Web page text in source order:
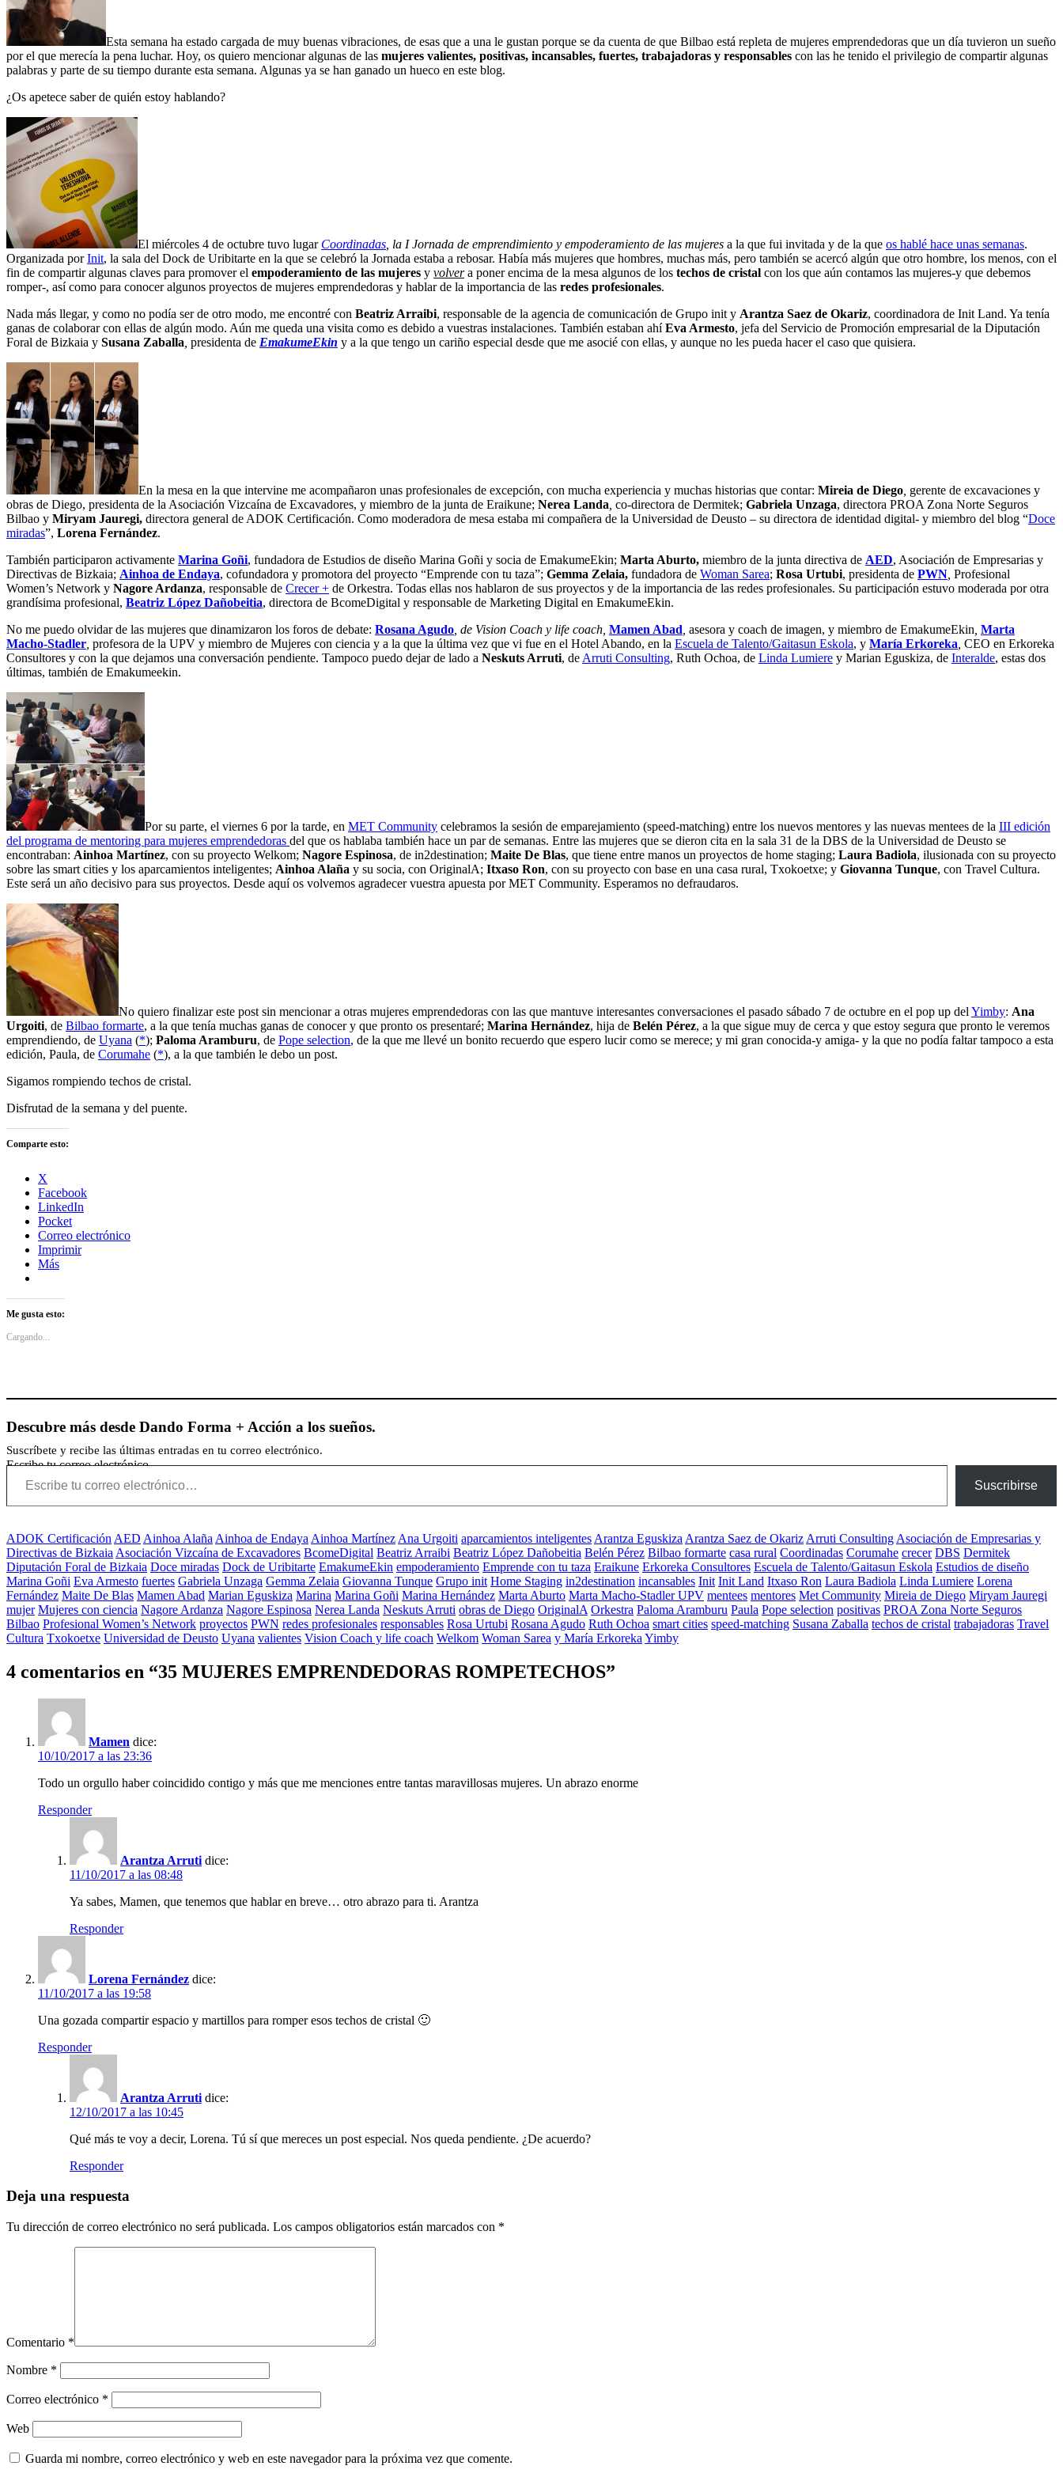
Esta semana ha estado cargada de muy buenas vibraciones, de esas que a una le gustan porque se da cuenta de que Bilbao está repleta de mujeres emprendedoras que un día tuvieron un sueño
por el que merecía la pena luchar. Hoy, os quiero mencionar algunas de las mujeres valientes, positivas, incansables, fuertes, trabajadoras y responsables con las he tenido el privilegio de compartir algunas
palabras y parte de su tiempo durante esta semana. Algunas ya se han ganado un hueco en este blog.
¿Os apetece saber de quién estoy hablando?
El miércoles 4 de octubre tuvo lugar Coordinadas , la I Jornada de emprendimiento y empoderamiento de las mujeres a la que fui invitada y de la que os hablé hace unas semanas.
Organizada porInit, la sala del Dock de Uribitarte en la que se celebró la Jornada estaba a rebosar. Había más mujeres que hombres, muchas más, pero también se acercó algún que otro hombre, los menos, con el
fin de compartir algunas claves para promover el empoderamiento de las mujeres y volvera poner encima de la mesa algunos de los techos de cristal con los que aún contamos las mujeres-y que debemos
romper-, así como para conocer algunos proyectos de mujeres emprendedoras y hablar de la importancia de las redes profesionales.
Nada más llegar, y como no podía ser de otro modo, me encontré con Beatriz Arraibi, responsable de la agencia de comunicación de Grupo init y Arantza Saez de Okariz, coordinadora de Init Land. Ya tenía
ganas de colaborar con ellas de algún modo. Aún me queda una visita como es debido a vuestras instalaciones. También estaban ahíEva Armesto, jefa del Servicio de Promoción empresarial de la Diputación
Foral de Bizkaia y Susana Zaballa presidenta de EmakumeEkin y a la que tengo un cariño especial desde que me asocié con ellas, y aunque no les pueda hacer el caso que quisiera.
En la mesa en la que intervine me acompañaron unas profesionales de excepción, con mucha experiencia y muchas historias que contar: Mireia de Diego gerente de excavaciones y
obras de Diego, presidenta de la Asociación Vizcaína de Excavadores, y miembro de la junta de Eraikune; Nerea Landa co-directora de Dermitek; Gabriela Unzaga, directora PROA Zona Norte Seguros
Bilbao y Miryam Jauregi, directora general de ADOK Certificación. Como moderadora de mesa estaba mi compañera de la Universidad de Deusto – su directora de identidad digital- y miembro del blog “Doce
miradas”, Lorena Fernández.
También participaron activamente Marina Goñi, fundadora de Estudios de diseño Marina Goñi y socia de EmakumeEkin; Marta Aburto, miembro de la junta directiva de AED, Asociación de Empresarias y
Directivas de Bizkaia; Ainhoa de Endaya, cofundadora y promotora del proyecto “Emprende con tu taza”; Gemma Zelaia, fundadora de Woman Sarea; Rosa Urtubi, presidenta de PWN Profesional
Women’s Network y Nagore Ardanza, responsable de Crecer + de Orkestra. Todas ellas nos hablaron de sus proyectos y de la importancia de las redes profesionales. Su participación estuvo moderada por otra
grandísima profesional, Beatriz López Dañobeitia, directora de BcomeDigital y responsable de Marketing Digital en EmakumeEkin.
No me puedo olvidar de las mujeres que dinamizaron los foros de debate: Rosana Agudo , de Vision Coach y life coach, Mamen Abad asesora y coach de imagen, y miembro de EmakumeEkin Marta
Macho-Stadler profesora de la UPV y miembro de Mujeres con ciencia y a la que la última vez que vi fue en el Hotel Abando, en la Escuela de Talento/Gaitasun Eskola, y María Erkoreka CEO en Erkoreka
Consultores y con la que dejamos una conversación pendiente. Tampoco puedo dejar de lado a Neskuts Arruti, de Arruti Consulting, Ruth Ochoa, de Linda Lumiere y Marian Eguskiza, de Interalde, estas dos
últimas, también de Emakumeekin.
Por su parte, el viernes 6 por la tarde, en MET Community celebramos la sesión de emparejamiento (speed-matching) entre los nuevos mentores y las nuevas mentees de la III edición
del programa de mentoring para mujeres emprendedoras del que os hablaba también hace un par de semanas. Entre las mujeres que se dieron cita en la sala 31 de la DBS de la Universidad de Deusto se
encontraban: Ainhoa Martínez, con su proyecto Welkom; Nagore Espinosa, de in2destination; Maite De Blas, que tiene entre manos un proyectos de home staging; Laura Badiola, ilusionada con su proyecto
sobre las smart cities y los aparcamientos inteligentes; Ainhoa Alaña y su socia, con OriginalA; Itxaso Ron, con su proyecto con base en una casa rural, Txokoetxe; y Giovanna Tunque, con Travel Cultura.
Este será un año decisivo para sus proyectos. Desde aquí os volvemos agradecer vuestra apuesta por MET Community. Esperamos no defraudaros.
No quiero finalizar este post sin mencionar a otras mujeres emprendedoras con las que mantuve interesantes conversaciones el pasado sábado 7 de octubre en el pop up del Yimby: Ana
Urgoiti, de Bilbao formarte, a la que tenía muchas ganas de conocer y que pronto os presentaré; Marina Hernández, hija de Belén Pérez, a la que sigue muy de cerca y que estoy segura que pronto le veremos
emprendiendo, de Uyana (*); Paloma Aramburu, de Pope selection, de la que me llevé un bonito recuerdo que espero lucir como se merece; y mi gran conocida-y amiga- y la que no podía faltar tampoco a esta
edición, Paula, de Corumahe (*), a la que también le debo un post.
Sigamos rompiendo techos de cristal.
Disfrutad de la semana y del puente.
Comparte esto:
X
Facebook
LinkedIn
Pocket
Correo electrónico
Imprimir
Más
Me gusta esto:
Cargando...
Descubre más desde Dando Forma + Acción a los sueños.
Suscríbete y recibe las últimas entradas en tu correo electrónico.
Escribe tu correo electrónico…
Suscribirse
ADOK Certificación AED Ainhoa Alaña Ainhoa de Endaya Ainhoa Martínez Ana Urgoiti aparcamientos inteligentes Arantza Eguskiza Arantza Saez de Okariz Arruti Consulting Asociación de Empresarias y
Directivas de Bizkaia Asociación Vizcaína de Excavadores BcomeDigital Beatriz Arraibi Beatriz López Dañobeitia Belén Pérez Bilbao formarte casa rural Coordinadas Corumahe crecer DBS Dermitek
Diputación Foral de Bizkaia Doce miradas Dock de Uribitarte EmakumeEkin empoderamiento Emprende con tu taza Eraikune Erkoreka Consultores Escuela de Talento/Gaitasun Eskola Estudios de diseño
Marina Goñi Eva Armesto fuertes Gabriela Unzaga Gemma Zelaia Giovanna Tunque Grupo init Home Staging in2destination incansables Init Init Land Itxaso Ron Laura Badiola Linda Lumiere Lorena
Fernández Maite De Blas Mamen Abad Marian Eguskiza Marina Marina Goñi Marina Hernández Marta Aburto Marta Macho-Stadler UPV mentees mentores Met Community Mireia de Diego Miryam Jauregi
mujer Mujeres con ciencia Nagore Ardanza Nagore Espinosa Nerea Landa Neskuts Arruti obras de Diego OriginalA Orkestra Paloma Aramburu Paula Pope selection positivas PROA Zona Norte Seguros
Bilbao Profesional Women’s Network proyectos PWN redes profesionales responsables Rosa Urtubi Rosana Agudo Ruth Ochoa smart cities speed-matching Susana Zaballa techos de cristal trabajadoras Travel
Cultura Txokoetxe Universidad de Deusto Uyana valientes Vision Coach y life coach Welkom Woman Sarea y María Erkoreka Yimby
4 comentarios en “35 MUJERES EMPRENDEDORAS ROMPETECHOS”
Mamen dice:
10/10/2017 a las 23:36
Todo un orgullo haber coincidido contigo y más que me menciones entre tantas maravillosas mujeres. Un abrazo enorme
Responder
Arantza Arruti dice:
11/10/2017 a las 08:48
Ya sabes, Mamen, que tenemos que hablar en breve… otro abrazo para ti. Arantza
Responder
Lorena Fernández dice:
11/10/2017 a las 19:58
Una gozada compartir espacio y martillos para romper esos techos de cristal 🙂
Responder
Arantza Arruti dice:
12/10/2017 a las 10:45
Qué más te voy a decir, Lorena. Tú sí que mereces un post especial. Nos queda pendiente. ¿De acuerdo?
Responder
Deja una respuesta
Tu dirección de correo electrónico no será publicada. Los campos obligatorios están marcados con *
Comentario *
Nombre *
Correo electrónico *
Web
Guarda mi nombre, correo electrónico y web en este navegador para la próxima vez que comente.